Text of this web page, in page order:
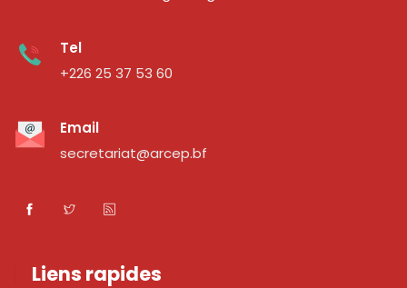
Tel
+226 25 37 53 60
Email
secretariat@arcep.bf
Liens rapides